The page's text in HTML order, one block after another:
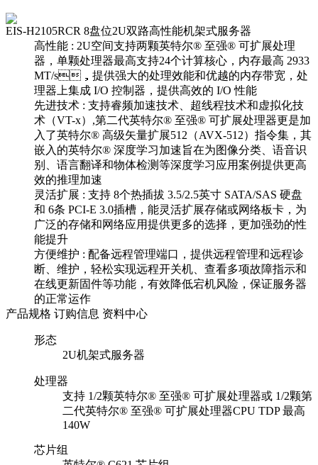
EIS-H2105RCR 8盘位2U双路高性能机架式服务器
高性能 : 2U空间支持两颗英特尔® 至强® 可扩展处理
器，单颗处理器最高支持24个计算核心，内存最高 2933
MT/s，提供强大的处理效能和优越的内存带宽，处
理器上集成 I/O 控制器，提供高效的 I/O 性能
先进技术 : 支持睿频加速技术、超线程技术和虚拟化技
术（VT-x）,第二代英特尔® 至强® 可扩展处理器更是加
入了英特尔® 高级矢量扩展512（AVX-512）指令集，其
嵌入的英特尔® 深度学习加速旨在为图像分类、语音识
别、语言翻译和物体检测等深度学习应用案例提供更高
效的推理加速
灵活扩展 : 支持 8个热插拔 3.5/2.5英寸 SATA/SAS 硬盘
和 6条 PCI-E 3.0插槽，能灵活扩展存储或网络板卡，为
广泛的存储和网络应用提供更多的选择，更加强劲的性
能提升
方便维护 : 配备远程管理端口，提供远程管理和远程诊
断、维护，轻松实现远程开关机、查看多项故障指示和
在线更新固件等功能，有效降低宕机风险，保证服务器
的正常运作
产品规格 订购信息 资料中心
形态
2U机架式服务器
处理器
支持 1/2颗英特尔® 至强® 可扩展处理器或 1/2颗第
二代英特尔® 至强® 可扩展处理器CPU TDP 最高
140W
芯片组